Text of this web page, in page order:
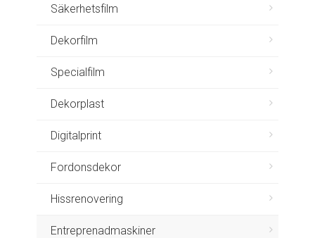
Säkerhetsfilm
Dekorfilm
Specialfilm
Dekorplast
Digitalprint
Fordonsdekor
Hissrenovering
Entreprenadmaskiner